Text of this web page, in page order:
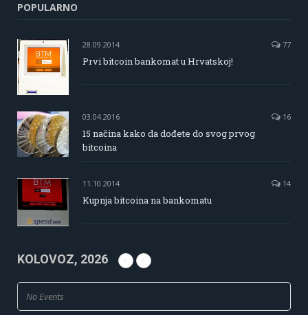
POPULARNO
28.09.2014 77
Prvi bitcoin bankomat u Hrvatskoj!
03.04.2016 16
15 načina kako da dođete do svog prvog
bitcoina
11.10.2014 14
Kupnja bitcoina na bankomatu
KOLOVOZ, 2026
No Events